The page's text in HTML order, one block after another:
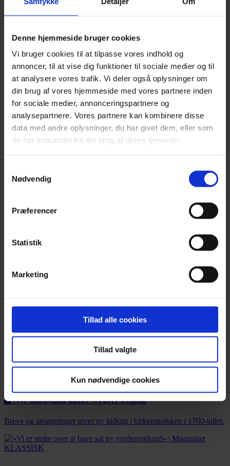
Denne hjemmeside bruger cookies
Vi bruger cookies til at tilpasse vores indhold og
annoncer, til at vise dig funktioner til sociale medier og til
at analysere vores trafik. Vi deler også oplysninger om
din brug af vores hjemmeside med vores partnere inden
for sociale medier, annonceringspartnere og
analysepartnere. Vores partnere kan kombinere disse
data med andre oplysninger, du har givet dem, eller som
de har indsamlet fra din brug af deres tjenester.
Nødvendig
Præferencer
Statistik
Marketing
Tillad alle cookies
Tillad valgte
Kun nødvendige cookies
ZDF anklages for kujonagtig opførsel efter at have forbudt en sang
Nye Bach-fund kaster lys over Leipzig
Breve og ansøgninger giver ny indsigt i kirkemusikken i 1700-tallet.